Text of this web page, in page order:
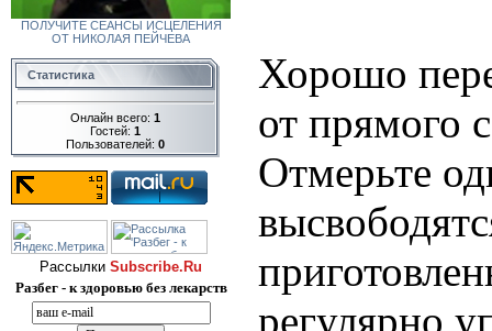
ПОЛУЧИТЕ СЕАНСЫ ИСЦЕЛЕНИЯ
ОТ НИКОЛАЯ ПЕЙЧЕВА
Статистика
Онлайн всего: 1
Гостей: 1
Пользователей: 0
Рассылки Subscribe.Ru
Разбег - к здоровью без лекарств
Хорошо
от прямого
Отмерьте
регулярно